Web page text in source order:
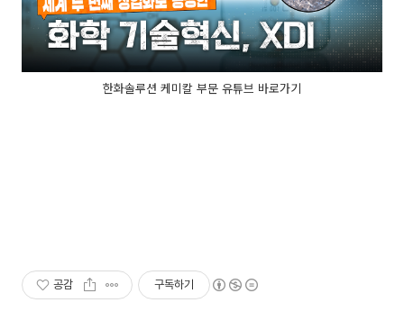
한화솔루션 케미칼 부문 유튜브 바로가기
공감 구독하기